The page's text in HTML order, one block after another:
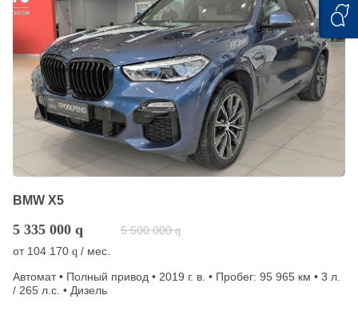
BMW X5
5 335 000 q 5 500 000 q
от 104 170 q / мес.
Автомат • Полный привод • 2019 г. в. • Пробег: 95 965 км • 3 л.
/ 265 л.с. • Дизель